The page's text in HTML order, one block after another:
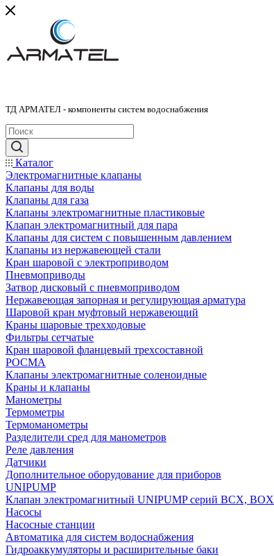
ТД АРМАТЕЛ - компоненты систем водоснабжения
Каталог
Электромагнитные клапаны
Клапаны для воды
Клапаны для газа
Клапаны электромагнитные пластиковые
Клапан электромагнитный для пара
Клапаны для систем с повышенным давлением
Клапаны из нержавеющей стали
Кран шаровой с электроприводом
Пневмоприводы
Затвор дисковый с пневмоприводом
Нержавеющая запорная и регулирующая арматура
Шаровой кран муфтовый нержавеющий
Краны шаровые трехходовые
Фильтры сетчатые
Кран шаровой фланцевый трехсоставной
РОСМА
Клапаны электромагнитные соленоидные
Краны и клапаны
Манометры
Термометры
Термоманометры
Разделители сред для манометров
Реле давления
Датчики
Дополнительное оборудование для приборов
UNIPUMP
Клапан электромагнитный UNIPUMP серий BCX, BOX
Насосы
Насосные станции
Автоматика для систем водоснабжения
Гидроаккумуляторы и расширительные баки